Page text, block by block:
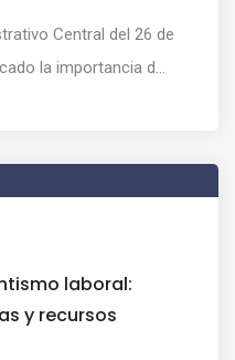
Central del 26 de
la importancia d...
laboral:
y recursos